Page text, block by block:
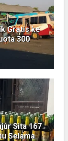
Gratis ke
300
Sita 167
Selama